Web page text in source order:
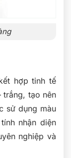
hợp tinh tế
trắng, tạo nên
sử dụng màu
nhận diện
nghiệp và